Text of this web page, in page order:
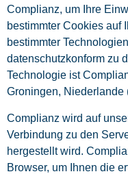
Complianz, um Ihre
bestimmter Cookies auf
bestimmter
datenschutzkonform zu
Technologie ist
Groningen, Niederlande
Complianz wird auf
Verbindung zu den
hergestellt wird.
Browser, um Ihnen die